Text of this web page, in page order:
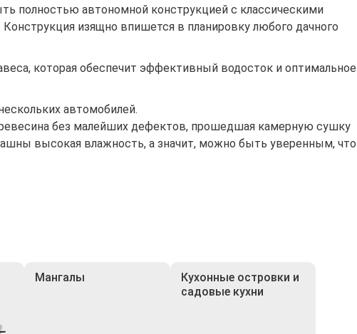
полностью автономной конструкцией с классическими
изящно впишется в планировку любого дачного
которая обеспечит эффективный водосток и оптимальное
автомобилей.
без малейших дефектов, прошедшая камерную сушку
высокая влажность, а значит, можно быть уверенным, что
Мангалы
Кухонные островки и
садовые кухни